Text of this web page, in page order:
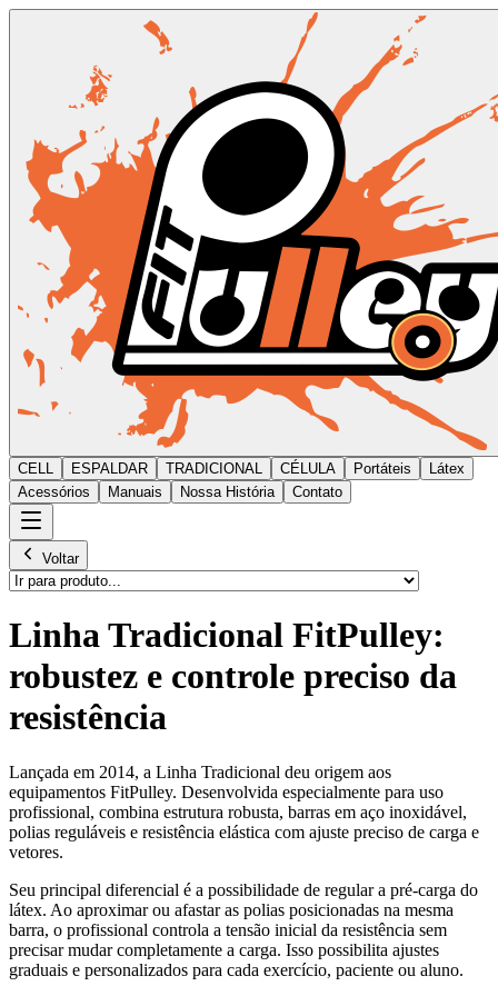
CELL ESPALDAR TRADICIONAL CÉLULA Portáteis
Látex
Acessórios
Manuais Nossa História Contato
Voltar
Linha Tradicional FitPulley:
robustez e controle preciso da
resistência
Lançada em 2014, a Linha Tradicional deu origem aos
equipamentos FitPulley. Desenvolvida especialmente para uso
profissional, combina estrutura robusta, barras em aço inoxidável,
polias reguláveis e resistência elástica com ajuste preciso de carga e
vetores.
Seu principal diferencial é a possibilidade de regular a pré-carga do
látex. Ao aproximar ou afastar as polias posicionadas na mesma
barra, o profissional controla a tensão inicial da resistência sem
precisar mudar completamente a carga. Isso possibilita ajustes
graduais e personalizados para cada exercício, paciente ou aluno.